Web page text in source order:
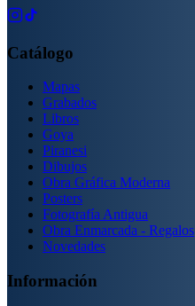
Catálogo
Mapas
Grabados
Libros
Goya
Piranesi
Dibujos
Obra Gráfica Moderna
Posters
Fotografía Antigua
Obra Enmarcada - Regalos
Novedades
Información